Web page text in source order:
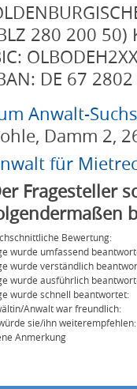
280 200 50)
DE 67
Anwalt-
Damm 2,
für
Fragesteller
Bewertung:
wurde umfassend
wurde verständlich
wurde ausführlich
wurde schnell beantwortet:
Anwalt war freundlich:
sie/ihn weiterempfehlen:
Anmerkung